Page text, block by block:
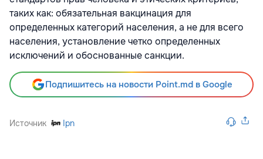
таких как: обязательная вакцинация для
определенных категорий населения, а не для всего
населения, установление четко определенных
исключений и обоснованные санкции.
Подпишитесь на новости Point.md в Google
Источник Ipn